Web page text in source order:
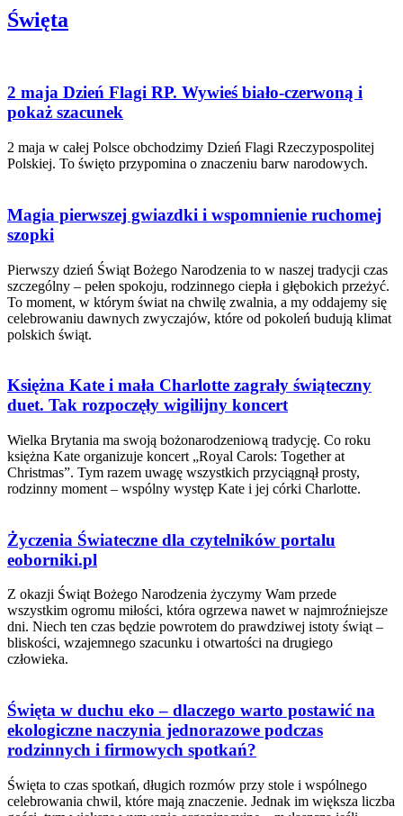
Święta
2 maja Dzień Flagi RP. Wywieś biało-czerwoną i
pokaż szacunek
2 maja w całej Polsce obchodzimy Dzień Flagi Rzeczypospolitej
Polskiej. To święto przypomina o znaczeniu barw narodowych.
Magia pierwszej gwiazdki i wspomnienie ruchomej
szopki
Pierwszy dzień Świąt Bożego Narodzenia to w naszej tradycji czas
szczególny – pełen spokoju, rodzinnego ciepła i głębokich przeżyć.
To moment, w którym świat na chwilę zwalnia, a my oddajemy się
celebrowaniu dawnych zwyczajów, które od pokoleń budują klimat
polskich świąt.
Księżna Kate i mała Charlotte zagrały świąteczny
duet. Tak rozpoczęły wigilijny koncert
Wielka Brytania ma swoją bożonarodzeniową tradycję. Co roku
księżna Kate organizuje koncert „Royal Carols: Together at
Christmas”. Tym razem uwagę wszystkich przyciągnął prosty,
rodzinny moment – wspólny występ Kate i jej córki Charlotte.
Życzenia Świateczne dla czytelników portalu
eoborniki.pl
Z okazji Świąt Bożego Narodzenia życzymy Wam przede
wszystkim ogromu miłości, która ogrzewa nawet w najmroźniejsze
dni. Niech ten czas będzie powrotem do prawdziwej istoty świąt –
bliskości, wzajemnego szacunku i otwartości na drugiego
człowieka.
Święta w duchu eko – dlaczego warto postawić na
ekologiczne naczynia jednorazowe podczas
rodzinnych i firmowych spotkań?
Święta to czas spotkań, długich rozmów przy stole i wspólnego
celebrowania chwil, które mają znaczenie. Jednak im większa liczba